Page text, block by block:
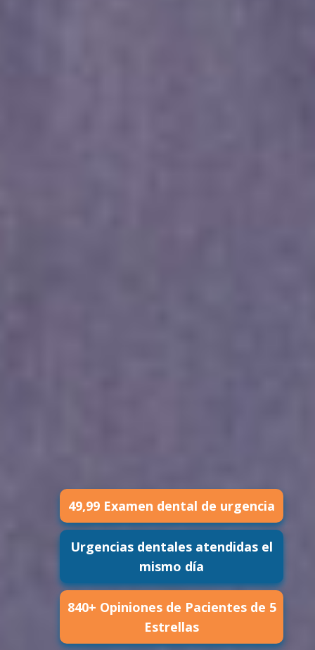
49,99 Examen dental de urgencia
Urgencias dentales atendidas el
mismo día
840+ Opiniones de Pacientes de 5
Estrellas